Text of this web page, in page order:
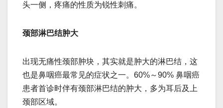
头一侧，疼痛的性质为锐性刺痛。
颈部淋巴结肿大
出现无痛性颈部肿块，其实就是肿大的淋巴结，这
也是鼻咽癌最常见的症状之一。60%～90% 鼻咽癌
患者首诊时伴有颈部淋巴结的肿大，多为耳后及上
颈部区域。